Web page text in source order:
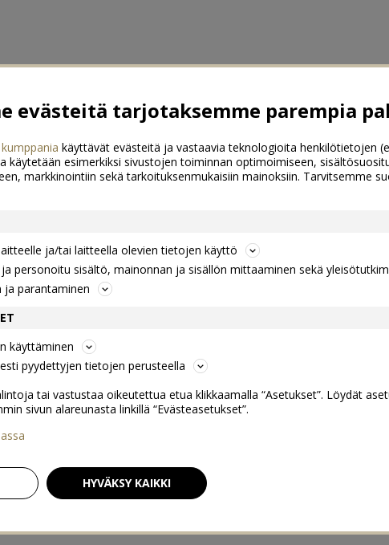
evästeitä tarjotaksemme parempia
käyttävät evästeitä ja vastaavia teknologioita henkilötietojen
käytetään esimerkiksi sivustojen toiminnan optimoimiseen,
markkinointiin sekä tarkoituksenmukaisiin mainoksiin. Tarvitsemme
ja/tai laitteella olevien tietojen käyttö
personoitu sisältö, mainonnan ja sisällön mittaaminen sekä
ja parantaminen
käyttäminen
pyydettyjen tietojen perusteella
tai vastustaa oikeutettua etua klikkaamalla “Asetukset”. Löydät
sivun alareunasta linkillä “Evästeasetukset”.
HYVÄKSY KAIKKI